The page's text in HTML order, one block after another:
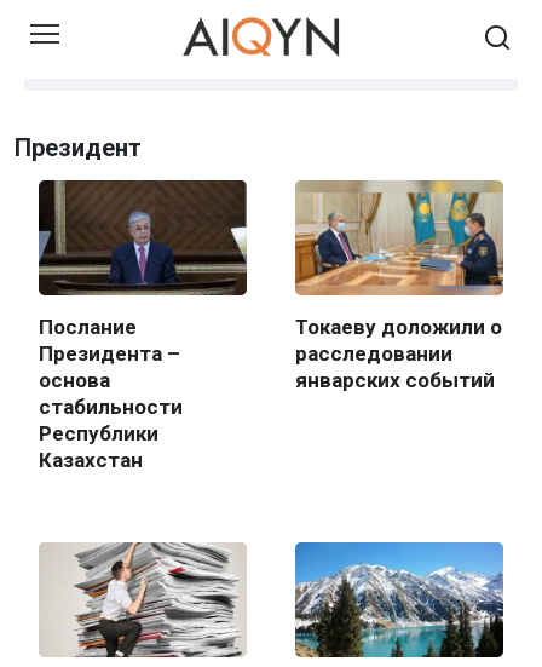
Skip
Президент
Послание
Президента –
основа
стабильности
Республики
Казахстан
Токаеву доложили о
расследовании
январских событий